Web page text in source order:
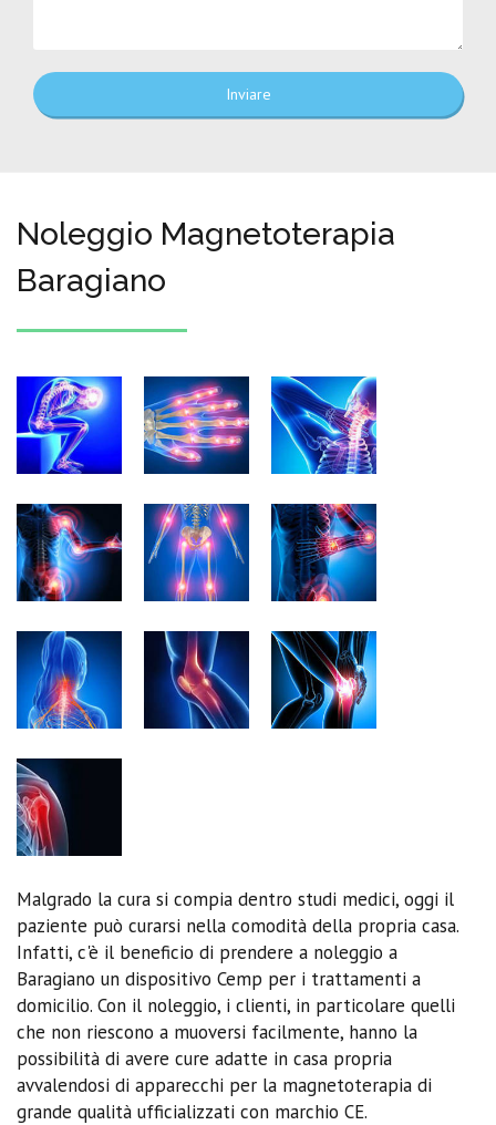
Inviare
Noleggio Magnetoterapia
Baragiano
Malgrado la cura si compia dentro studi medici, oggi il
paziente può curarsi nella comodità della propria casa.
Infatti, c'è il beneficio di prendere a noleggio a
Baragiano un dispositivo Cemp per i trattamenti a
domicilio. Con il noleggio, i clienti, in particolare quelli
che non riescono a muoversi facilmente, hanno la
possibilità di avere cure adatte in casa propria
avvalendosi di apparecchi per la magnetoterapia di
grande qualità ufficializzati con marchio CE.